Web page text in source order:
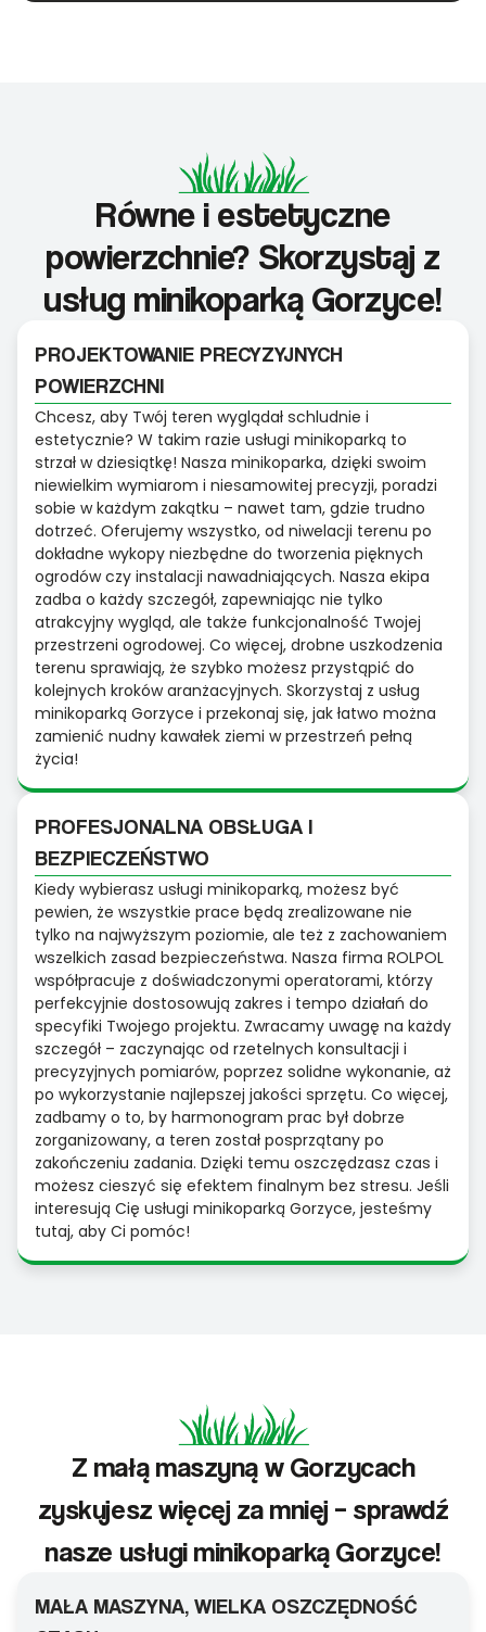
Równe i estetyczne
powierzchnie? Skorzystaj z
usług minikoparką Gorzyce!
PROJEKTOWANIE PRECYZYJNYCH
POWIERZCHNI
Chcesz, aby Twój teren wyglądał schludnie i
estetycznie? W takim razie usługi minikoparką to
strzał w dziesiątkę! Nasza minikoparka, dzięki swoim
niewielkim wymiarom i niesamowitej precyzji, poradzi
sobie w każdym zakątku – nawet tam, gdzie trudno
dotrzeć. Oferujemy wszystko, od niwelacji terenu po
dokładne wykopy niezbędne do tworzenia pięknych
ogrodów czy instalacji nawadniających. Nasza ekipa
zadba o każdy szczegół, zapewniając nie tylko
atrakcyjny wygląd, ale także funkcjonalność Twojej
przestrzeni ogrodowej. Co więcej, drobne uszkodzenia
terenu sprawiają, że szybko możesz przystąpić do
kolejnych kroków aranżacyjnych. Skorzystaj z usług
minikoparką Gorzyce i przekonaj się, jak łatwo można
zamienić nudny kawałek ziemi w przestrzeń pełną
życia!
PROFESJONALNA OBSŁUGA I
BEZPIECZEŃSTWO
Kiedy wybierasz usługi minikoparką, możesz być
pewien, że wszystkie prace będą zrealizowane nie
tylko na najwyższym poziomie, ale też z zachowaniem
wszelkich zasad bezpieczeństwa. Nasza firma ROLPOL
współpracuje z doświadczonymi operatorami, którzy
perfekcyjnie dostosowują zakres i tempo działań do
specyfiki Twojego projektu. Zwracamy uwagę na każdy
szczegół – zaczynając od rzetelnych konsultacji i
precyzyjnych pomiarów, poprzez solidne wykonanie, aż
po wykorzystanie najlepszej jakości sprzętu. Co więcej,
zadbamy o to, by harmonogram prac był dobrze
zorganizowany, a teren został posprzątany po
zakończeniu zadania. Dzięki temu oszczędzasz czas i
możesz cieszyć się efektem finalnym bez stresu. Jeśli
interesują Cię usługi minikoparką Gorzyce, jesteśmy
tutaj, aby Ci pomóc!
Z małą maszyną w Gorzycach
zyskujesz więcej za mniej – sprawdź
nasze usługi minikoparką Gorzyce!
MAŁA MASZYNA, WIELKA OSZCZĘDNOŚĆ